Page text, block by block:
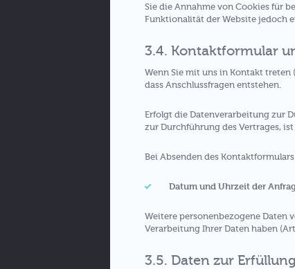
Sie die Annahme von Cookies für
Funktionalität der Website jedoch
3.4. Kontaktformular
Wenn Sie mit uns in Kontakt treten
dass Anschlussfragen entstehen.
Erfolgt die Datenverarbeitung zur
zur Durchführung des Vertrages, ist
Bei Absenden des
Datum und Uhrzeit der
Weitere personenbezogene Daten
Verarbeitung Ihrer Daten haben
3.5. Daten zur